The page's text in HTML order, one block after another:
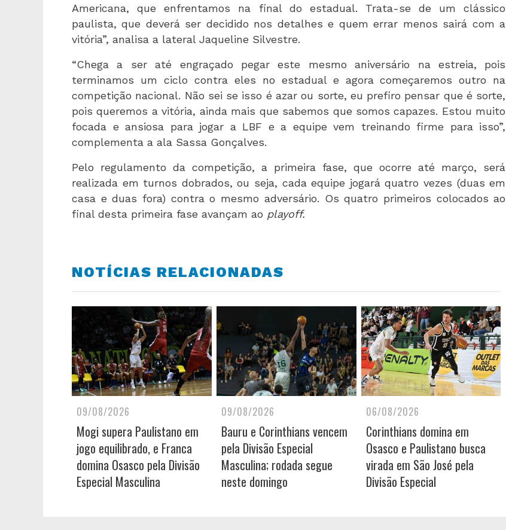
Americana, que enfrentamos na final do estadual. Trata-se de um clássico
paulista, que deverá ser decidido nos detalhes e quem errar menos sairá com a
vitória”, analisa a lateral Jaqueline Silvestre.
“Chega a ser até engraçado pegar este mesmo aniversário na estreia, pois
terminamos um ciclo contra eles no estadual e agora começaremos outro na
competição nacional. Não sei se isso é azar ou sorte, eu prefiro pensar que é sorte,
pois queremos a vitória, ainda mais que sabemos que somos capazes. Estou muito
focada e ansiosa para jogar a LBF e a equipe vem treinando firme para isso”,
complementa a ala Sassa Gonçalves.
Pelo regulamento da competição, a primeira fase, que ocorre até março, será
realizada em turnos dobrados, ou seja, cada equipe jogará quatro vezes (duas em
casa e duas fora) contra o mesmo adversário. Os quatro primeiros colocados ao
final desta primeira fase avançam ao playoff.
NOTÍCIAS RELACIONADAS
09/08/2026
Mogi supera Paulistano em
jogo equilibrado, e Franca
domina Osasco pela Divisão
Especial Masculina
09/08/2026
Bauru e Corinthians vencem
pela Divisão Especial
Masculina; rodada segue
neste domingo
06/08/2026
Corinthians domina em
Osasco e Paulistano busca
virada em São José pela
Divisão Especial